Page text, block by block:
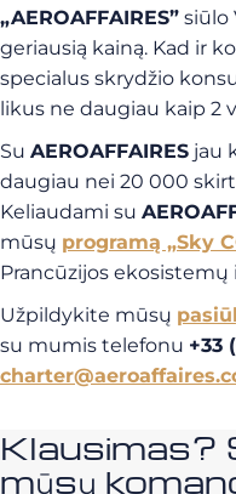
„AEROAFFAIRES” siūlo
geriausią kainą. Kad ir
specialus skrydžio
likus ne daugiau kaip 2
Su AEROAFFAIRES jau
daugiau nei 20 000
Keliaudami su
mūsų programą „Sky
Prancūzijos ekosistemų
Užpildykite mūsų
su mumis telefonu +33
Klausimas?
mūsų